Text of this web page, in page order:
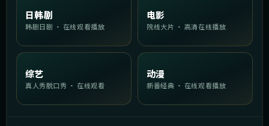
日韩剧
韩剧日剧 · 在线观看播放
电影
院线大片 · 高清在线播放
综艺
真人秀脱口秀 · 在线观看
动漫
新番经典 · 在线观看播放